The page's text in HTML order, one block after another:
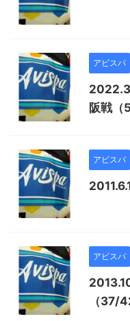
アビスパ
阪戦（
アビスパ
アビスパ
（37/